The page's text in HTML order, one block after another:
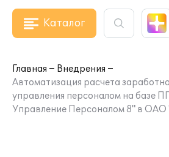
Каталог
Главная
Внедрения
Автоматизация расчета
управления персоналом на базе
Управление Персоналом 8" в